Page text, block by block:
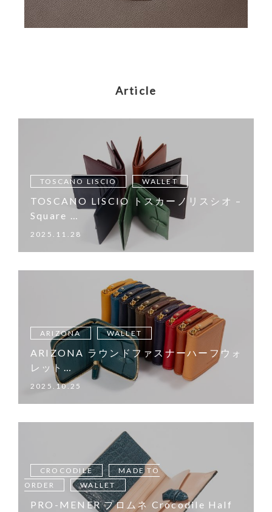
Article
TOSCANO LISCIO WALLET
TOSCANO LISCIO トスカーノリスシオ –
Square …
2025.11.28
ARIZONA WALLET
ARIZONA ラウンドファスナーハーフウォ
レット…
2025.10.25
CROCODILE
MADE TO
ORDER
WALLET
PRO-MENER プロムネ Crocodile Half